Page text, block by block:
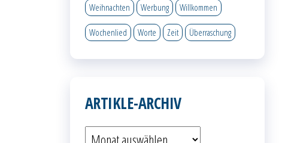
Weihnachten Werbung Willkommen
Wochenlied Worte Zeit Überraschung
ARTIKLE-ARCHIV
Artikle-